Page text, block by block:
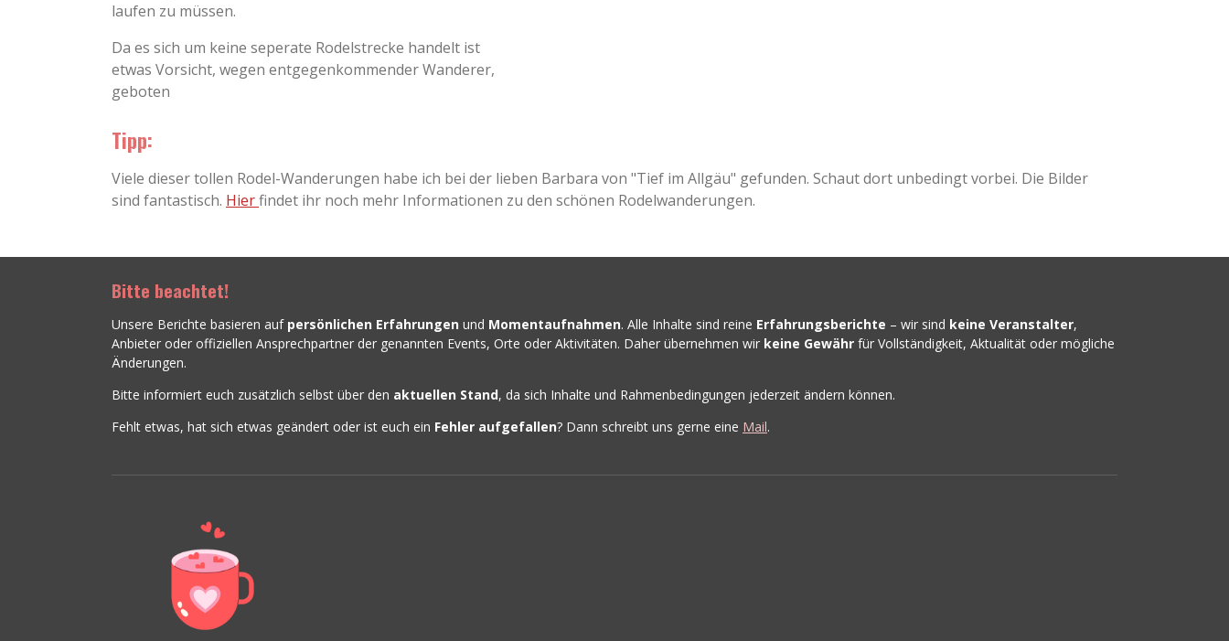
laufen zu müssen.
Da es sich um keine seperate Rodelstrecke handelt ist
etwas Vorsicht, wegen entgegenkommender Wanderer,
geboten
Tipp:
Viele dieser tollen Rodel-Wanderungen habe ich bei der lieben Barbara von "Tief im Allgäu" gefunden. Schaut dort unbedingt vorbei. Die Bilder
sind fantastisch. Hierfindet ihr noch mehr Informationen zu den schönen Rodelwanderungen.
Bitte beachtet!
Unsere Berichte basieren auf persönlichen Erfahrungen und Momentaufnahmen. Alle Inhalte sind reine Erfahrungsberichte – wir sind keine Veranstalter,
Anbieter oder offiziellen Ansprechpartner der genannten Events, Orte oder Aktivitäten. Daher übernehmen wir keine Gewähr für Vollständigkeit, Aktualität oder mögliche
Änderungen.
Bitte informiert euch zusätzlich selbst über den aktuellen Stand, da sich Inhalte und Rahmenbedingungen jederzeit ändern können.
Fehlt etwas, hat sich etwas geändert oder ist euch ein Fehler aufgefallen? Dann schreibt uns gerne eine Mail.